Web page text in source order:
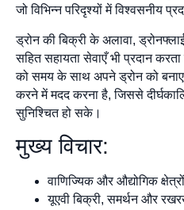
जो विभिन्न परिदृश्यों में विश्वसनीय
ड्रोन की बिक्री के अलावा,
सहित सहायता सेवाएँ भी प्रदान
को समय के साथ अपने ड्रोन को
करने में मदद करना है, जिससे
सुनिश्चित हो सके।
मुख्य विचार:
वाणिज्यिक और औद्योगिक
यूएवी बिक्री, समर्थन और